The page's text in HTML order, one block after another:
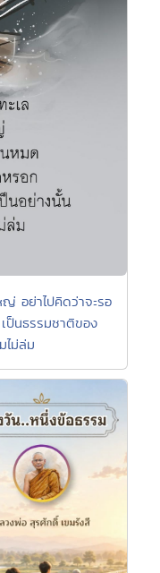
อย่าไปคิดว่าจะรอ
ป็นธรรมชาติของ
ไม่ล่ม